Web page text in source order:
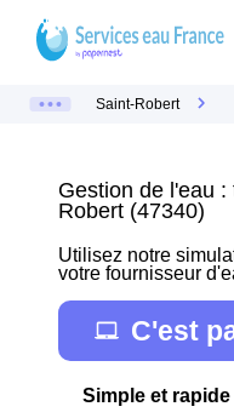
Saint-Robert
Gestion de l'eau
Robert (47340)
Utilisez notre
votre fournisseur
C'est
Simple et